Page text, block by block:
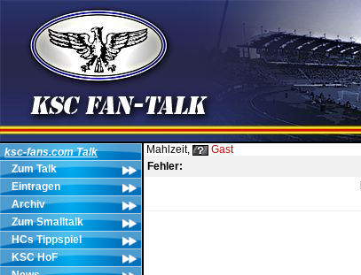
ksc-fans.com Talk
Zum Talk
Eintragen
Archiv
Zum Smalltalk
HCs Tippspiel
KSC HoF
Mahlzeit,
Gast
Fehler: